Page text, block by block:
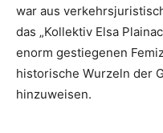
war aus
das „Kollektiv Elsa
enorm gestiegenen
historische Wurzeln der
hinzuweisen.